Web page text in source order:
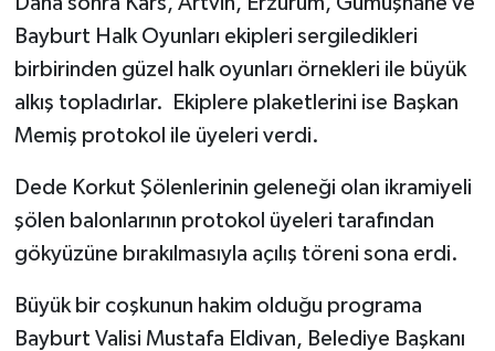
Bayburt Halk Oyunları ekipleri sergiledikleri
birbirinden güzel halk oyunları örnekleri ile büyük
alkış topladırlar. Ekiplere plaketlerini ise Başkan
Memiş protokol ile üyeleri verdi.
Dede Korkut Şölenlerinin geleneği olan ikramiyeli
şölen balonlarının protokol üyeleri tarafından
gökyüzüne bırakılmasıyla açılış töreni sona erdi.
Büyük bir coşkunun hakim olduğu programa
Bayburt Valisi Mustafa Eldivan, Belediye Başkanı